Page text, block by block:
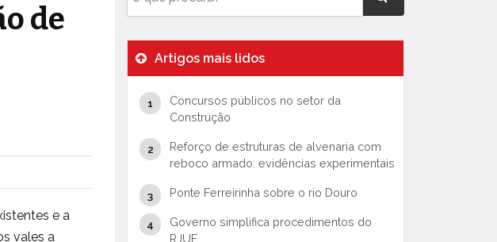
de
e a
vales a
Artigos mais lidos
Concursos públicos no setor da
Construção
Reforço de estruturas de alvenaria com
reboco armado: evidências experimentais
Ponte Ferreirinha sobre o rio Douro
Governo simplifica procedimentos do
RJUE